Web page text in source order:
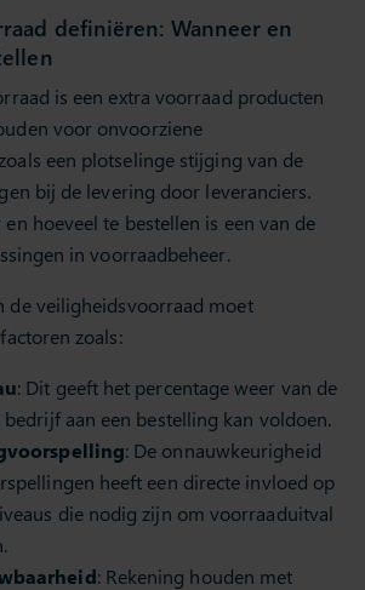
definiëren: Wanneer en
is een extra voorraad producten
voor onvoorziene
een plotselinge stijging van de
bij de levering door leveranciers.
en hoeveel te bestellen is een van de
in voorraadbeheer.
de veiligheidsvoorraad moet
zoals:
: Dit geeft het percentage weer van de
bedrijf aan een bestelling kan voldoen.
: De onnauwkeurigheid
heeft een directe invloed op
die nodig zijn om voorraaduitval
: Rekening houden met